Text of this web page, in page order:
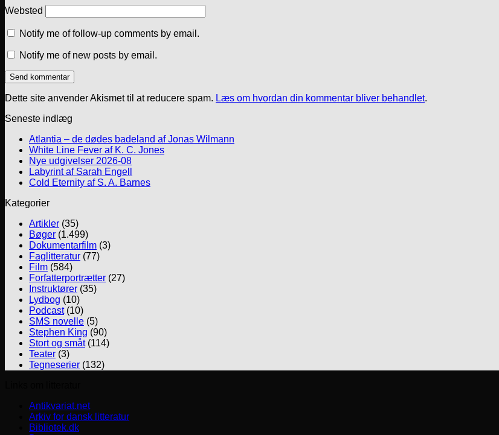
Websted
Notify me of follow-up comments by email.
Notify me of new posts by email.
Dette site anvender Akismet til at reducere spam. Læs om hvordan din kommentar bliver behandlet.
Seneste indlæg
Atlantia – de dødes badeland af Jonas Wilmann
White Line Fever af K. C. Jones
Nye udgivelser 2026-08
Labyrint af Sarah Engell
Cold Eternity af S. A. Barnes
Kategorier
Artikler (35)
Bøger (1.499)
Dokumentarfilm (3)
Faglitteratur (77)
Film (584)
Forfatterportrætter (27)
Instruktører (35)
Lydbog (10)
Podcast(10)
SMS novelle (5)
Stephen King (90)
Stort og småt(114)
Teater (3)
Tegneserier (132)
Antikvariat.net
Arkiv for dansk litteratur
Bibliotek.dk